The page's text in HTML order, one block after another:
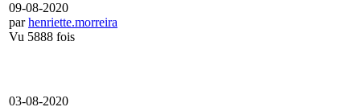
09-08-2020
parhenriette.morreira
Vu 5888 fois
03-08-2020